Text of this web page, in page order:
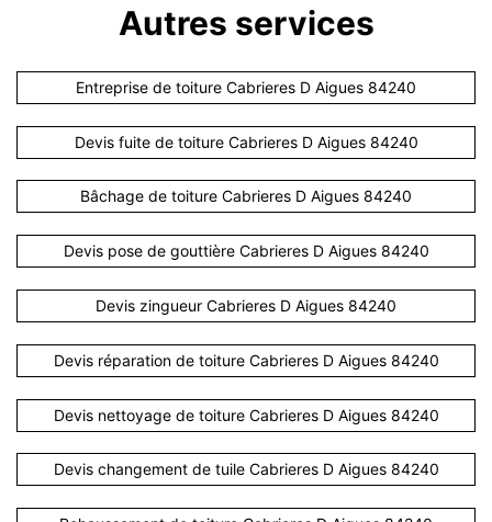
Autres services
Entreprise de toiture Cabrieres D Aigues 84240
Devis fuite de toiture Cabrieres D Aigues 84240
Bâchage de toiture Cabrieres D Aigues 84240
Devis pose de gouttière Cabrieres D Aigues 84240
Devis zingueur Cabrieres D Aigues 84240
Devis réparation de toiture Cabrieres D Aigues 84240
Devis nettoyage de toiture Cabrieres D Aigues 84240
Devis changement de tuile Cabrieres D Aigues 84240